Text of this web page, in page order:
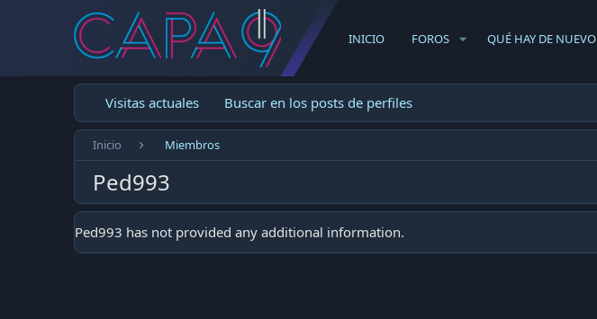
INICIO FOROS QUÉ HAY DE NUEVO
Visitas actuales Buscar en los posts de perfiles
Inicio Miembros
Ped993
Ped993 has not provided any additional information.